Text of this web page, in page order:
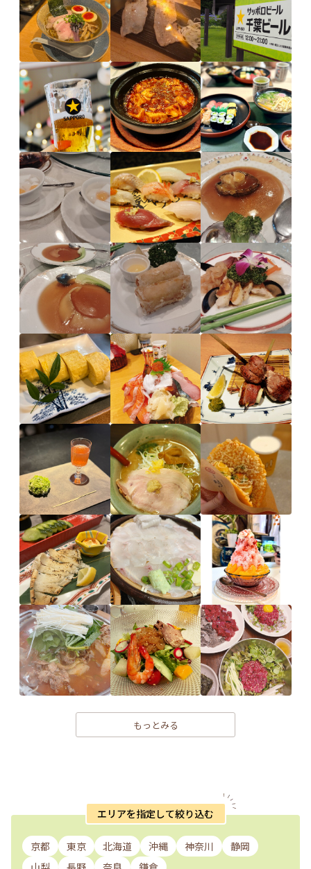
もっとみる
エリアを指定して絞り込む
京都 東京 北海道 沖縄 神奈川
静岡